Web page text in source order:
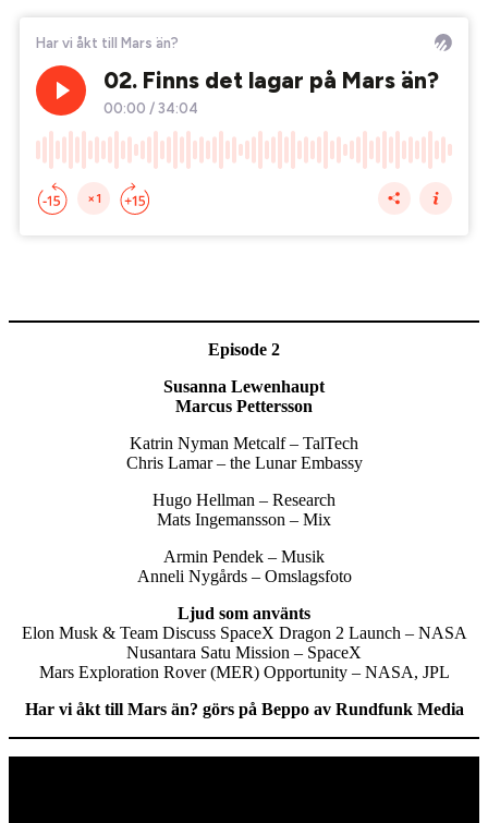
Episode 2
Susanna Lewenhaupt
Marcus Pettersson
Katrin Nyman Metcalf – TalTech
Chris Lamar – the Lunar Embassy
Hugo Hellman – Research
Mats Ingemansson – Mix
Armin Pendek – Musik
Anneli Nygårds – Omslagsfoto
Ljud som använts
Elon Musk & Team Discuss SpaceX Dragon 2 Launch – NASA
Nusantara Satu Mission – SpaceX
Mars Exploration Rover (MER) Opportunity – NASA, JPL
Har vi åkt till Mars än? görs på Beppo av Rundfunk Media